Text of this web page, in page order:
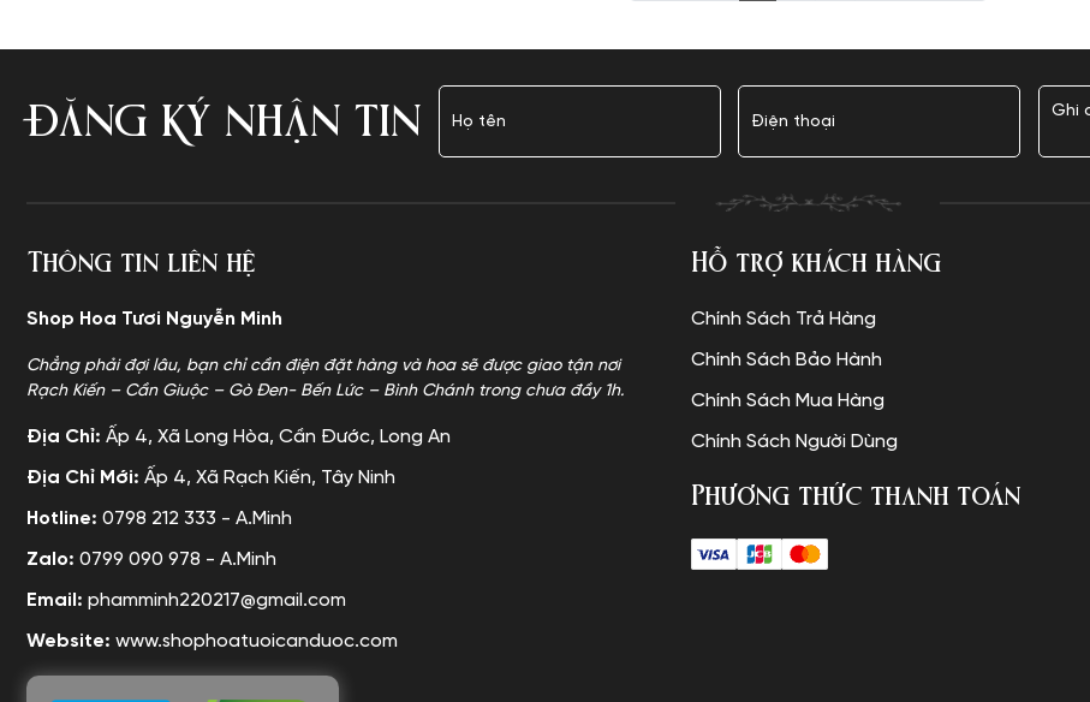
ĐĂNG KÝ NHẬN TIN
Thông tin liên hệ
Shop Hoa Tươi Nguyễn Minh
Chẳng phải đợi lâu, bạn chỉ cần điện đặt hàng và hoa sẽ được giao tận nơi
Rạch Kiến – Cần Giuộc – Gò Đen- Bến Lức – Bình Chánh trong chưa đầy 1h.
Địa Chỉ: Ấp 4, Xã Long Hòa, Cần Đước, Long An
Địa Chỉ Mới: Ấp 4, Xã Rạch Kiến, Tây Ninh
Hotline: 0798 212 333 - A.Minh
Zalo: 0799 090 978 - A.Minh
Email: phamminh220217@gmail.com
Website: www.shophoatuoicanduoc.com
Hỗ trợ khách hàng
Chính Sách Trả Hàng
Chính Sách Bảo Hành
Chính Sách Mua Hàng
Chính Sách Người Dùng
Phương thức thanh toán